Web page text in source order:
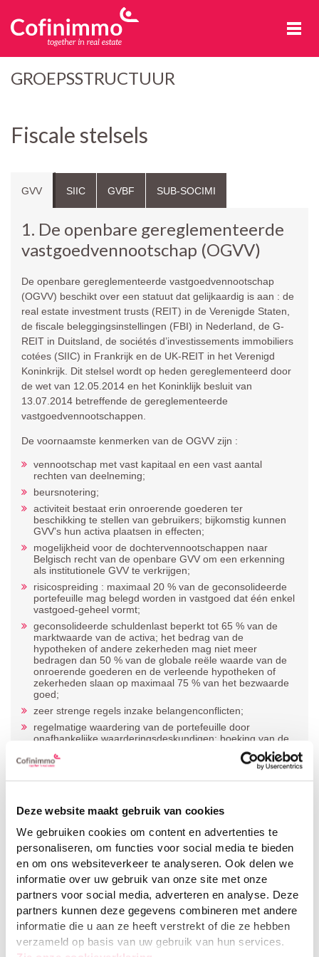
Deze website maakt gebruik van cookies
We gebruiken cookies om content en advertenties te
personaliseren, om functies voor social media te bieden
en om ons websiteverkeer te analyseren. Ook delen we
informatie over uw gebruik van onze site met onze
partners voor social media, adverteren en analyse. Deze
partners kunnen deze gegevens combineren met andere
informatie die u aan ze heeft verstrekt of die ze hebben
verzameld op basis van uw gebruik van hun services.
Cofinimmo
GROEPSSTRUCTUUR
Fiscale stelsels
GVV SIIC GVBF SUB-SOCIMI
1. De openbare gereglementeerde
vastgoedvennootschap (OGVV)
De openbare gereglementeerde vastgoedvennootschap
(OGVV) beschikt over een statuut dat gelijkaardig is aan : de
real estate investment trusts (REIT) in de Verenigde Staten,
de fiscale beleggingsinstellingen (FBI) in Nederland, de G-
REIT in Duitsland, de sociétés d’investissements immobiliers
cotées (SIIC) in Frankrijk en de UK-REIT in het Verenigd
Koninkrijk. Dit stelsel wordt op heden gereglementeerd door
de wet van 12.05.2014 en het Koninklijk besluit van
13.07.2014 betreffende de gereglementeerde
vastgoedvennootschappen.
De voornaamste kenmerken van de OGVV zijn :
vennootschap met vast kapitaal en een vast aantal
rechten van deelneming;
beursnotering;
activiteit bestaat erin onroerende goederen ter
beschikking te stellen van gebruikers; bijkomstig kunnen
GVV’s hun activa plaatsen in effecten;
mogelijkheid voor de dochtervennootschappen naar
Belgisch recht van de openbare GVV om een erkenning
als institutionele GVV te verkrijgen;
risicospreiding : maximaal 20 % van de geconsolideerde
portefeuille mag belegd worden in vastgoed dat één enkel
vastgoed-geheel vormt;
geconsolideerde schuldenlast beperkt tot 65 % van de
marktwaarde van de activa; het bedrag van de
hypotheken of andere zekerheden mag niet meer
bedragen dan 50 % van de globale reële waarde van de
onroerende goederen en de verleende hypotheken of
zekerheden slaan op maximaal 75 % van het bezwaarde
goed;
zeer strenge regels inzake belangenconflicten;
regelmatige waardering van de portefeuille door
onafhankelijke waarderingsdeskundigen; boeking van de
de resultaten (huurinkomsten en verkoopsmeerwaarden,
minstens 80 % van de som van het gecorrigeerde
resultaat en de nettomeerwaarden op de verkoop van
onroerende goederen die niet vrijgesteld zijn van de
verplichte uitkering, moet worden uitgekeerd; de
vermindering van de schuld tijdens het boekjaar mag
echter worden afgetrokken van het uit te keren bedrag;
roerende voorheffing van 30 % voor natuurlijke personen
met verblijf in België.
De vennootschappen die hun erkenning als openbare of
institutionele GVV aanvragen of die met een GVV fuseren,
zijn onderworpen aan een met liquidatieheffing vergelijkbare